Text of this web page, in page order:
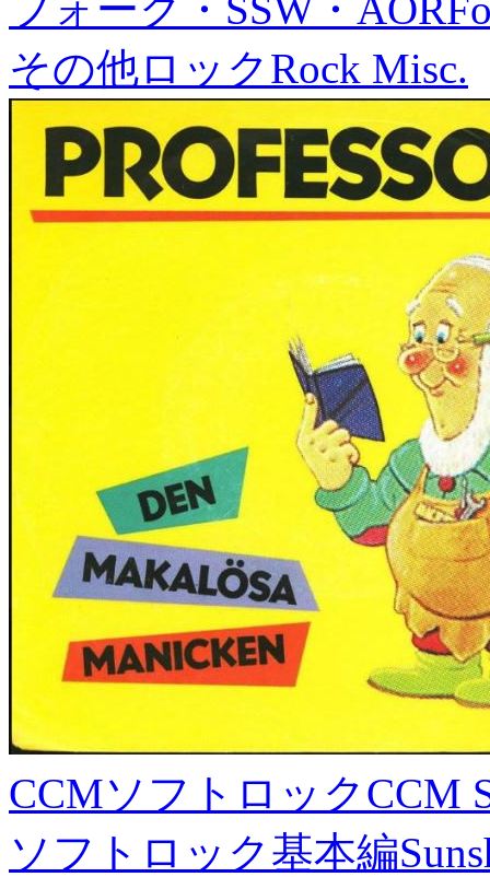
その他ロックRock Misc.
CCMソフトロックCCM
ソフトロック基本編